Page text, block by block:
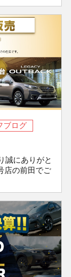
ブログ
誠にありがと
店の前田でご